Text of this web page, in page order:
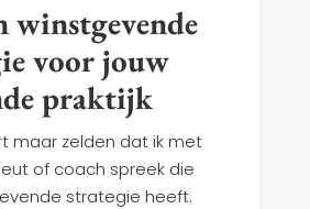
winstgevende
voor jouw
praktijk
maar zelden dat ik met
of coach spreek die
strategie heeft.